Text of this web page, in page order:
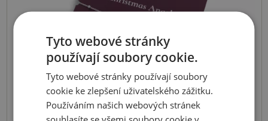
Tyto webové stránky
používají soubory cookie.
Tyto webové stránky používají soubory
cookie ke zlepšení uživatelského zážitku.
Používáním našich webových stránek